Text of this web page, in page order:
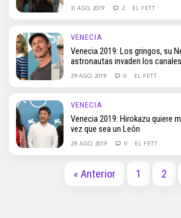
31 AGO, 2019 2 EL FETT
VENECIA
Venecia 2019: Los gringos, su
astronautas invaden los canales
29 AGO, 2019 0 EL FETT
VENECIA
Venecia 2019: Hirokazu quiere
vez que sea un León
28 AGO, 2019 0 EL FETT
« Anterior 1 2